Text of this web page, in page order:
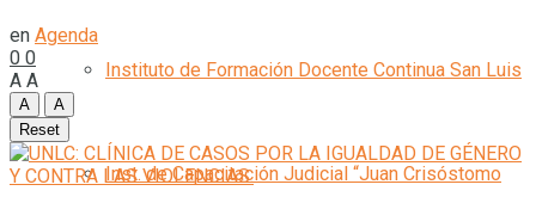
Instituto de Formación Docente Continua San Luis
Inst. de Capacitación Judicial “Juan Crisóstomo
en Agenda
0 0
A A
A
A
Reset